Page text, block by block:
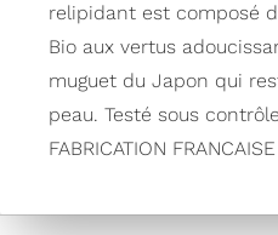
relipidant est composé
Bio aux vertus
muguet du Japon qui
peau. Testé sous
FABRICATION